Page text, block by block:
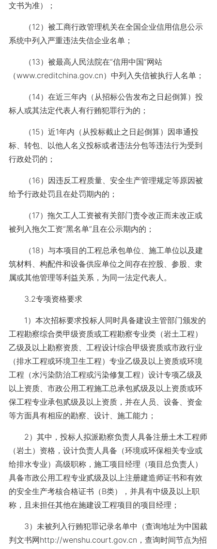
文书为准）；
（12）被工商行政管理机关在全国企业信用信息公示
系统中列入严重违法失信企业名单；
（13）被最高人民法院在“信用中国”网站
（www.creditchina.gov.cn）中列入失信被执行人名单；
（14）在近三年内（从招标公告发布之日起倒算）投
标人或其法定代表人有行贿犯罪行为的；
（15）近1年内（从投标截止之日起倒算）因串通投
标、转包、以他人名义投标或者违法分包等违法行为受到
行政处罚的；
（16）因违反工程质量、安全生产管理规定等原因被
给予行政处罚且在处罚期内的；
（17）拖欠工人工资被有关部门责令改正而未改正或
被列入拖欠工资“黑名单”且在公示期内的；
（18）与本项目的工程总承包单位、施工单位以及建
筑材料、构配件和设备供应单位之间存在控股、参股、隶
属或其他管理等利益关系，为同一法定代表人。
3.2专项资格要求
1）本次招标要求投标人同时具备建设主管部门颁发的
工程勘察综合类甲级资质或工程勘察专业类（岩土工程）
乙级及以上勘察资质、工程设计综合甲级资质或市政行业
（排水工程或环境卫生工程）专业乙级及以上资质或环境
工程（水污染防治工程或污染修复工程）设计专项乙级及
以上资质、市政公用工程施工总承包贰级及以上资质或环
保工程专业承包贰级及以上资质，并在人员、设备、资金
等方面具有相应的勘察、设计、施工能力；
2）其中，投标人拟派勘察负责人具备注册土木工程师
（岩土）资格，设计负责人具备（环境或环保相关专业或
给排水专业）高级职称，施工项目经理（项目总负责人）
具备市政公用工程专业贰级及以上注册建造师证书和有效
的安全生产考核合格证书（B类），并具有中级及以上职
称，且未担任其他在施建设工程项目的项目经理；
3）未被列入行贿犯罪记录名单中（查询地址为中国裁
判文书网http://wenshu.court.gov.cn，查询时间节点为招